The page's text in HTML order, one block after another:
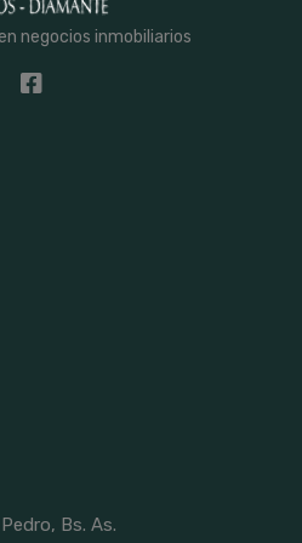
negocios inmobiliarios
Bs. As.